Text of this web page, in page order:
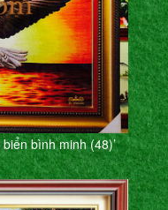
bình minh (48)’